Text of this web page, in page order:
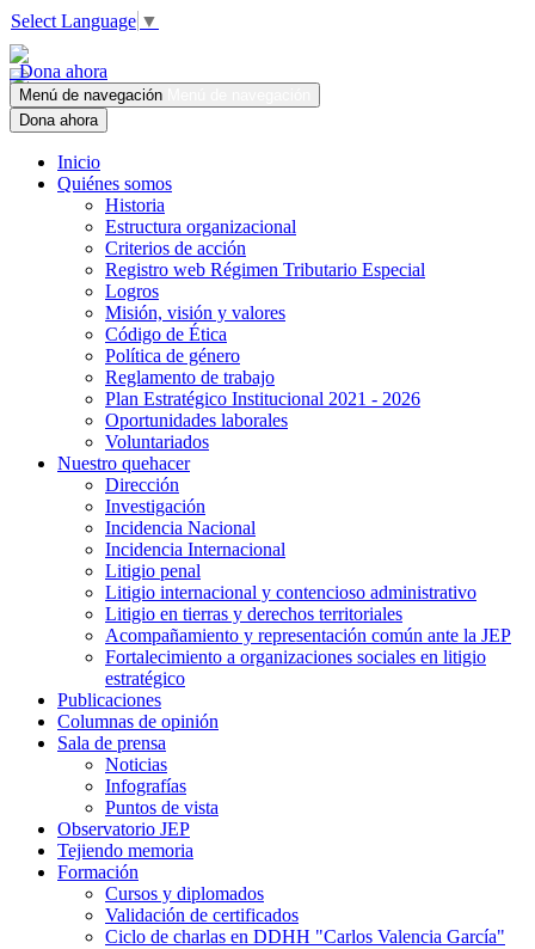
Select Language ▼
Dona ahora
Menú de navegación
Dona ahora
Inicio
Quiénes somos
Historia
Estructura organizacional
Criterios de acción
Registro web Régimen Tributario Especial
Logros
Misión, visión y valores
Código de Ética
Política de género
Reglamento de trabajo
Plan Estratégico Institucional 2021 - 2026
Oportunidades laborales
Voluntariados
Nuestro quehacer
Dirección
Investigación
Incidencia Nacional
Incidencia Internacional
Litigio penal
Litigio internacional y contencioso administrativo
Litigio en tierras y derechos territoriales
Acompañamiento y representación común ante la JEP
Fortalecimiento a organizaciones sociales en litigio
estratégico
Publicaciones
Columnas de opinión
Sala de prensa
Noticias
Infografías
Puntos de vista
Observatorio JEP
Tejiendo memoria
Formación
Cursos y diplomados
Validación de certificados
Ciclo de charlas en DDHH "Carlos Valencia García"